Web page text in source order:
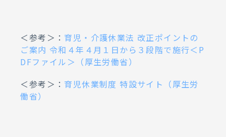
＜参考＞： 育児・介護休業法 改正ポイントの
ご案内 令和４年４月１日から３段階で施行＜P
DFファイル＞（厚生労働省）
＜参考＞： 育児休業制度 特設サイト（厚生労
働省）